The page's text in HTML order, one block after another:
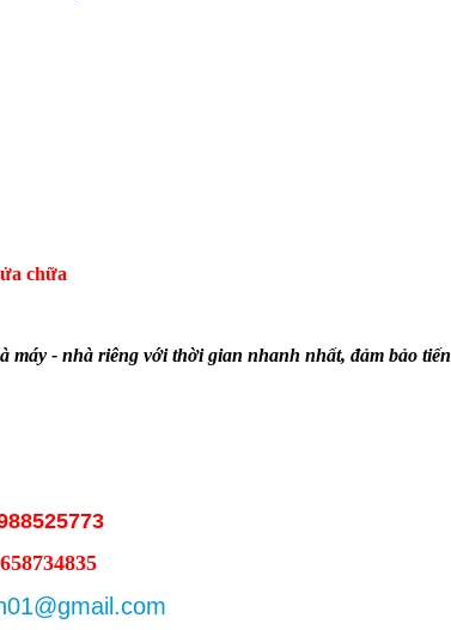
chữa
- nhà riêng với thời gian nhanh nhất, đảm bảo tiến